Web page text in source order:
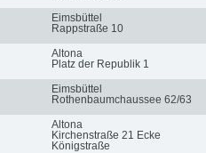
Eimsbüttel
Rappstraße 10
Altona
Platz der Republik 1
Eimsbüttel
Rothenbaumchaussee 62/63
Altona
Kirchenstraße 21 Ecke
Königstraße